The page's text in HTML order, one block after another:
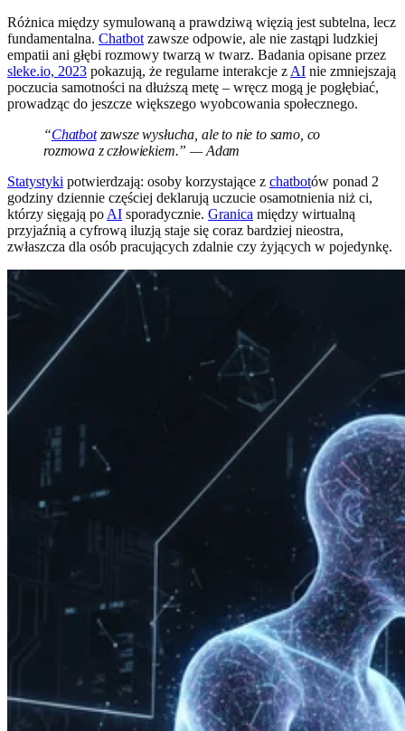
Różnica między symulowaną a prawdziwą więzią jest subtelna, lecz
fundamentalna. Chatbot zawsze odpowie, ale nie zastąpi ludzkiej
empatii ani głębi rozmowy twarzą w twarz. Badania opisane przez
sleke.io, 2023 pokazują, że regularne interakcje z AI nie zmniejszają
poczucia samotności na dłuższą metę – wręcz mogą je pogłębiać,
prowadząc do jeszcze większego wyobcowania społecznego.
“Chatbotzawsze wysłucha, ale to nie to samo, co
rozmowa z człowiekiem.” — Adam
Statystyki potwierdzają: osoby korzystające z chatbotów ponad 2
godziny dziennie częściej deklarują uczucie osamotnienia niż ci,
którzy sięgają po AI sporadycznie. Granica między wirtualną
przyjaźnią a cyfrową iluzją staje się coraz bardziej nieostra,
zwłaszcza dla osób pracujących zdalnie czy żyjących w pojedynkę.